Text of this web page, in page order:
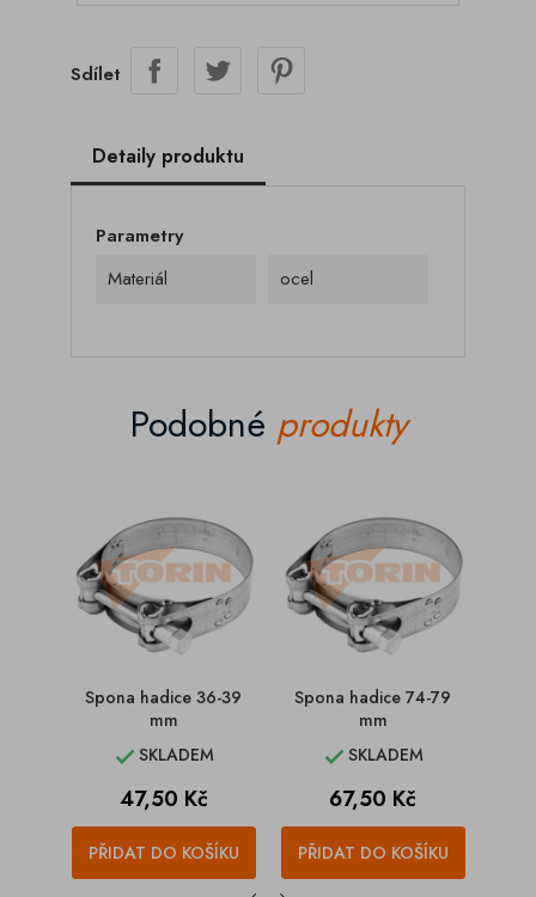
Sdílet
Detaily produktu
Parametry
Materiál
ocel
Podobné produkty
Spona hadice 36-39
mm
SKLADEM
Cena
47,50 Kč
PŘIDAT DO KOŠÍKU
Spona hadice 74-79
mm
SKLADEM
Cena
67,50 Kč
PŘIDAT DO KOŠÍKU